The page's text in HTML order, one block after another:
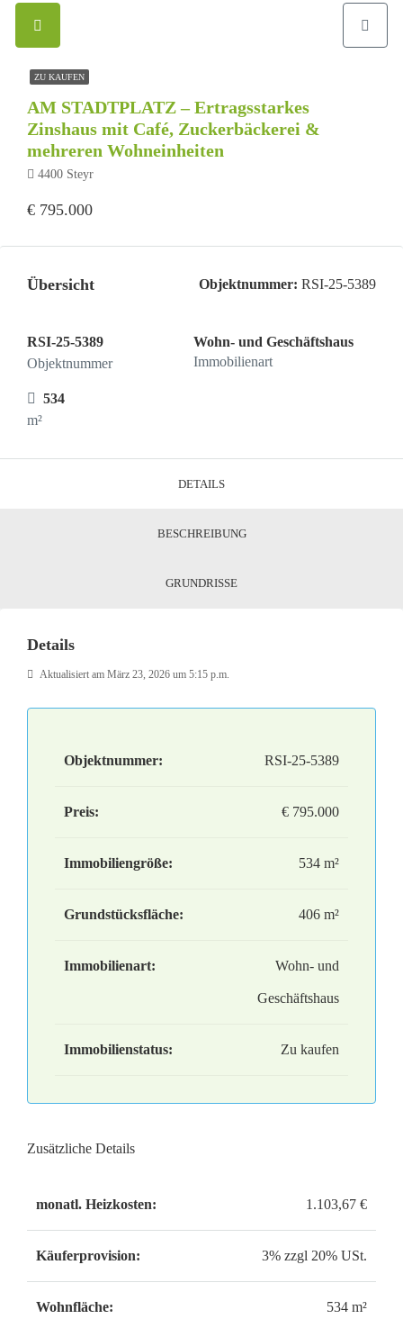
ZU KAUFEN
AM STADTPLATZ – Ertragsstarkes
Zinshaus mit Café, Zuckerbäckerei &
mehreren Wohneinheiten
4400 Steyr
€ 795.000
Übersicht Objektnummer: RSI-25-5389
RSI-25-5389
Objektnummer
Wohn- und Geschäftshaus
Immobilienart
534
m²
DETAILS
BESCHREIBUNG
GRUNDRISSE
Details
Aktualisiert am März 23, 2026 um 5:15 p.m.
Objektnummer: RSI-25-5389
Preis: € 795.000
Immobiliengröße: 534 m²
Grundstücksfläche: 406 m²
Immobilienart: Wohn- und
Geschäftshaus
Immobilienstatus: Zu kaufen
Zusätzliche Details
monatl. Heizkosten: 1.103,67 €
Käuferprovision: 3% zzgl 20% USt.
Wohnfläche: 534 m²